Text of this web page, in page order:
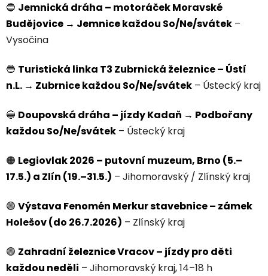
🔵 Jemnická dráha – motoráček Moravské
Budějovice → Jemnice každou So/Ne/svátek –
Vysočina
🔵 Turistická linka T3 Zubrnická železnice – Ústí
n.L. → Zubrnice každou So/Ne/svátek – Ústecký kraj
🔵 Doupovská dráha – jízdy Kadaň → Podbořany
každou So/Ne/svátek – Ústecký kraj
🟠 Legiovlak 2026 – putovní muzeum, Brno (5.–
17.5.) a Zlín (19.–31.5.) – Jihomoravský / Zlínský kraj
🟣 Výstava Fenomén Merkur stavebnice – zámek
Holešov (do 26.7.2026) – Zlínský kraj
🟢 Zahradní železnice Vracov – jízdy pro děti
každou neděli – Jihomoravský kraj, 14–18 h